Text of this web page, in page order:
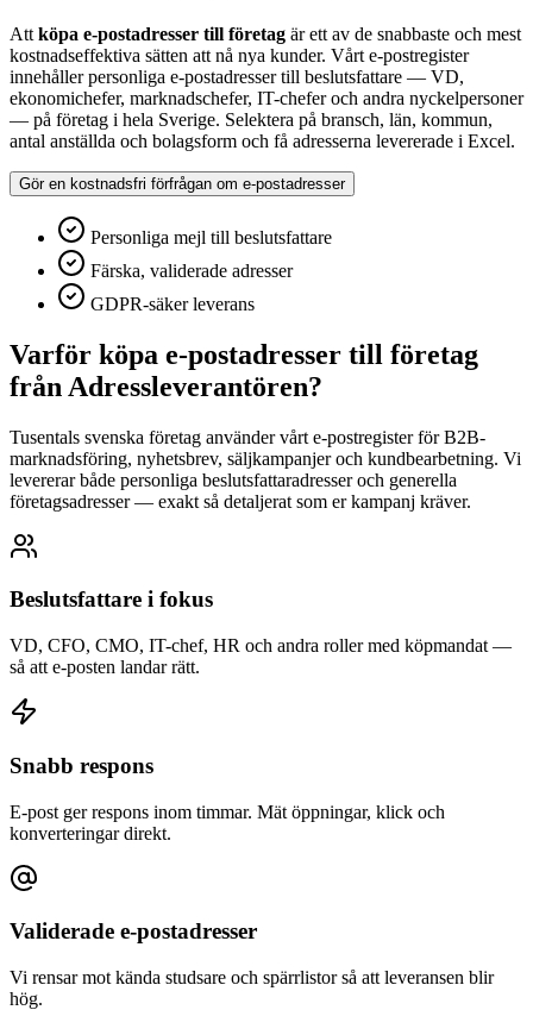
Att köpa e-postadresser till företag är ett av de snabbaste och mest
kostnadseffektiva sätten att nå nya kunder. Vårt e-postregister
innehåller personliga e-postadresser till beslutsfattare — VD,
ekonomichefer, marknadschefer, IT-chefer och andra nyckelpersoner
— på företag i hela Sverige. Selektera på bransch, län, kommun,
antal anställda och bolagsform och få adresserna levererade i Excel.
Gör en kostnadsfri förfrågan om e-postadresser
Personliga mejl till beslutsfattare
Färska, validerade adresser
GDPR-säker leverans
Varför köpa e-postadresser till företag
från Adressleverantören?
Tusentals svenska företag använder vårt e-postregister för B2B-
marknadsföring, nyhetsbrev, säljkampanjer och kundbearbetning. Vi
levererar både personliga beslutsfattaradresser och generella
företagsadresser — exakt så detaljerat som er kampanj kräver.
Beslutsfattare i fokus
VD, CFO, CMO, IT-chef, HR och andra roller med köpmandat —
så att e-posten landar rätt.
Snabb respons
E-post ger respons inom timmar. Mät öppningar, klick och
konverteringar direkt.
Validerade e-postadresser
Vi rensar mot kända studsare och spärrlistor så att leveransen blir
hög.